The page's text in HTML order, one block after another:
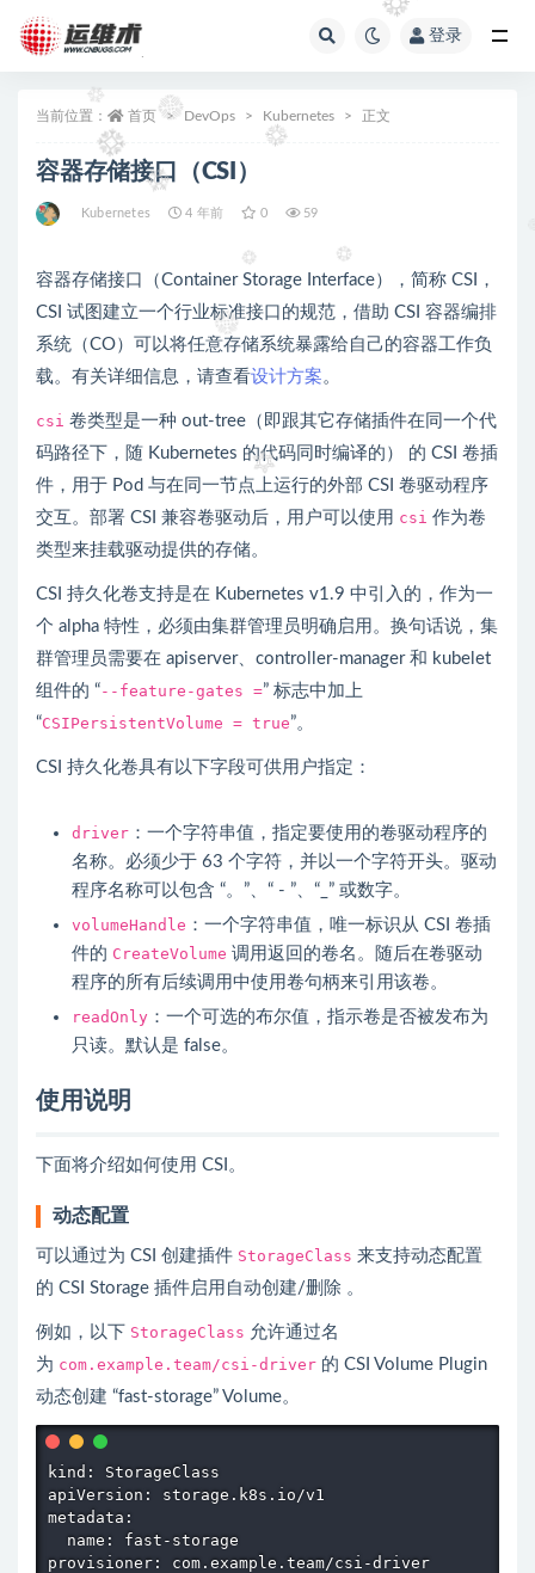
登录
当前位置： 首页 DevOps Kubernetes 正文
容器存储接口（CSI）
Kubernetes 4 年前 0 59
容器存储接口（Container Storage Interface），简称 CSI，
CSI 试图建立一个行业标准接口的规范，借助 CSI 容器编排
系统（CO）可以将任意存储系统暴露给自己的容器工作负
载。有关详细信息，请查看设计方案。
csi 卷类型是一种 out-tree（即跟其它存储插件在同一个代
码路径下，随 Kubernetes 的代码同时编译的） 的 CSI 卷插
件，用于 Pod 与在同一节点上运行的外部 CSI 卷驱动程序
交互。部署 CSI 兼容卷驱动后，用户可以使用 csi 作为卷
类型来挂载驱动提供的存储。
CSI 持久化卷支持是在 Kubernetes v1.9 中引入的，作为一
个 alpha 特性，必须由集群管理员明确启用。换句话说，集
群管理员需要在 apiserver、controller-manager 和 kubelet
组件的 “--feature-gates =” 标志中加上
“CSIPersistentVolume = true”。
CSI 持久化卷具有以下字段可供用户指定：
driver ：一个字符串值，指定要使用的卷驱动程序的
名称。必须少于 63 个字符，并以一个字符开头。驱动
程序名称可以包含 “。”、“ - ”、“_” 或数字。
volumeHandle ：一个字符串值，唯一标识从 CSI 卷插
件的 CreateVolume 调用返回的卷名。随后在卷驱动
程序的所有后续调用中使用卷句柄来引用该卷。
readOnly ：一个可选的布尔值，指示卷是否被发布为
只读。默认是 false。
使用说明
下面将介绍如何使用 CSI。
动态配置
可以通过为 CSI 创建插件 StorageClass 来支持动态配置
的 CSI Storage 插件启用自动创建/删除 。
例如，以下 StorageClass 允许通过名
为 com.example.team/csi-driver 的 CSI Volume Plugin
动态创建 “fast-storage” Volume。
kind: StorageClass
apiVersion: storage.k8s.io/v1
metadata:
  name: fast-storage
provisioner: com.example.team/csi-driver